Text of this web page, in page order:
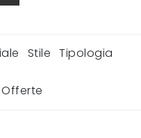
Stile Tipologia
Offerte